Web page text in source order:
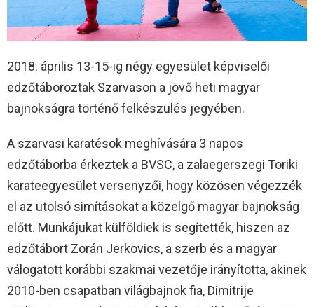
2018. április 13-15-ig négy egyesület képviselői
edzőtáboroztak Szarvason a jövő heti magyar
bajnokságra történő felkészülés jegyében.
A szarvasi karatésok meghívására 3 napos
edzőtáborba érkeztek a BVSC, a zalaegerszegi Toriki
karateegyesület versenyzői, hogy közösen végezzék
el az utolsó simításokat a közelgő magyar bajnokság
előtt. Munkájukat külföldiek is segítették, hiszen az
edzőtábort Zorán Jerkovics, a szerb és a magyar
válogatott korábbi szakmai vezetője irányította, akinek
2010-ben csapatban világbajnok fia, Dimitrije